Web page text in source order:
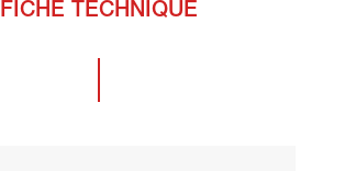
FICHE TECHNIQUE